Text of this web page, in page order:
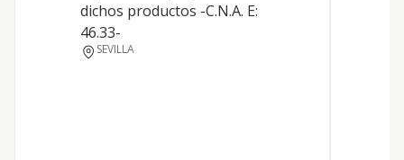
dichos productos -C.N.A. E:
46.33-
SEVILLA